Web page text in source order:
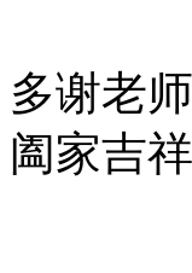
谢老
阖家吉